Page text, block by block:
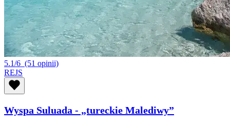
5.1/6 (51 opinii)
REJS
Wyspa Suluada - „tureckie Malediwy”